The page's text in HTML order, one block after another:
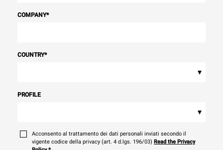
COMPANY*
COUNTRY*
▾
PROFILE
▾
Acconsento al trattamento dei dati personali inviati secondo il
vigente codice della privacy (art. 4 d.lgs. 196/03) Read the Privacy